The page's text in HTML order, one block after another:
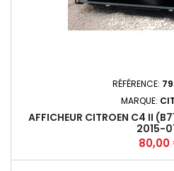
RÉFÉRENCE:
MARQUE:
AFFICHEUR CITROEN C4 II
2015-
Prix
80,00